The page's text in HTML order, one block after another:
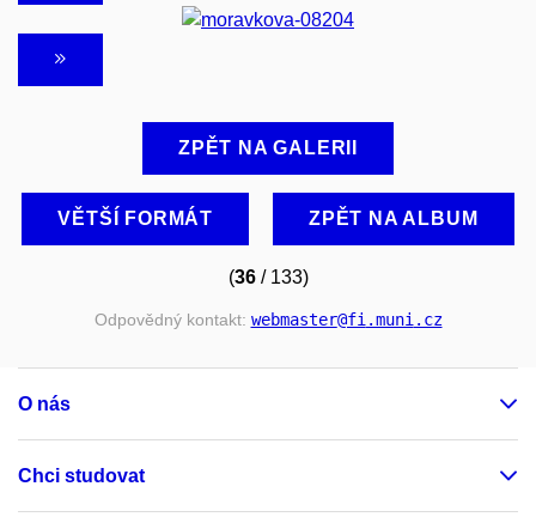
ZPĚT NA GALERII
VĚTŠÍ FORMÁT ZPĚT NA ALBUM
(36/ 133)
Odpovědný kontakt: webmaster@fi.muni.cz
O nás
Chci studovat